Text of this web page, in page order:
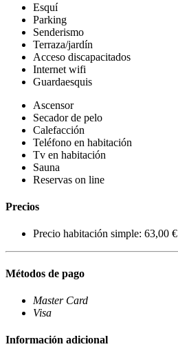
Esquí
Parking
Senderismo
Terraza/jardín
Acceso discapacitados
Internet wifi
Guardaesquis
Ascensor
Secador de pelo
Calefacción
Teléfono en habitación
Tv en habitación
Sauna
Reservas on line
Precios
Precio habitación simple: 63,00 €
Métodos de pago
Master Card
Visa
Información adicional